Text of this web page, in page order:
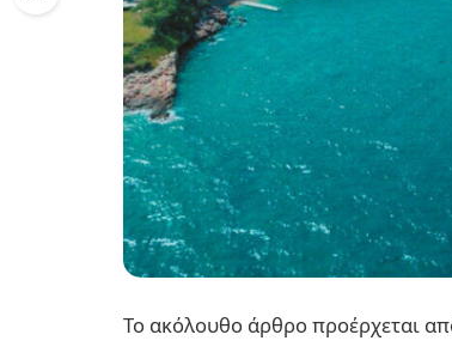
Το ακόλουθο άρθρο προέρχεται από